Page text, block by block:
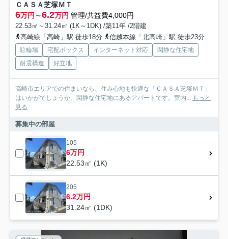
ＣＡＳＡ芝塚ＭＴ
6万円～6.2万円 管理/共益費4,000円
22.53㎡～31.24㎡ (1K～1DK) /築11年 /2階建
高崎線「高崎」駅 徒歩18分
信越本線「北高崎」駅 徒歩23分
駐輪場 宅配ボックス インターネット対応
閑静な住宅地
耐震構造
好立地
高崎市エリアでの住まいなら、住み心地も快適な「ＣＡＳＡ芝塚ＭＴ」
はいかがでしょうか。閑静な住宅地にあるアパートです。室内... もっと
見る
募集中の部屋
105
6万円
22.53㎡ (1K)
205
6.2万円
31.24㎡ (1DK)